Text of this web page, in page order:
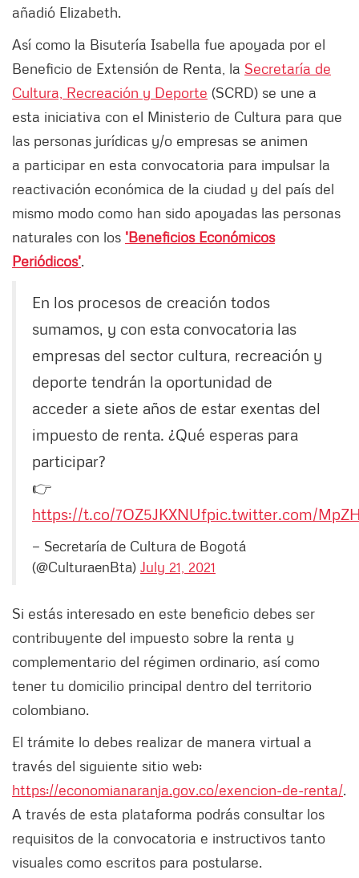
añadió Elizabeth.
Así como la Bisutería Isabella fue apoyada por el
Beneficio de Extensión de Renta, la Secretaría de
Cultura, Recreación y Deporte (SCRD) se une a
esta iniciativa con el Ministerio de Cultura para que
las personas jurídicas y/o empresas se animen
a participar en esta convocatoria para impulsar la
reactivación económica de la ciudad y del país del
mismo modo como han sido apoyadas las personas
naturales con los 'Beneficios Económicos
Periódicos'.
En los procesos de creación todos
sumamos, y con esta convocatoria las
empresas del sector cultura, recreación y
deporte tendrán la oportunidad de
acceder a siete años de estar exentas del
impuesto de renta. ¿Qué esperas para
participar?
👉
https://t.co/7OZ5JKXNUfpic.twitter.com/
— Secretaría de Cultura de Bogotá
(@CulturaenBta) July 21, 2021
Si estás interesado en este beneficio debes ser
contribuyente del impuesto sobre la renta y
complementario del régimen ordinario, así como
tener tu domicilio principal dentro del territorio
colombiano.
El trámite lo debes realizar de manera virtual a
través del siguiente sitio web:
https://economianaranja.gov.co/exencion-de-renta/.
A través de esta plataforma podrás consultar los
requisitos de la convocatoria e instructivos tanto
visuales como escritos para postularse.